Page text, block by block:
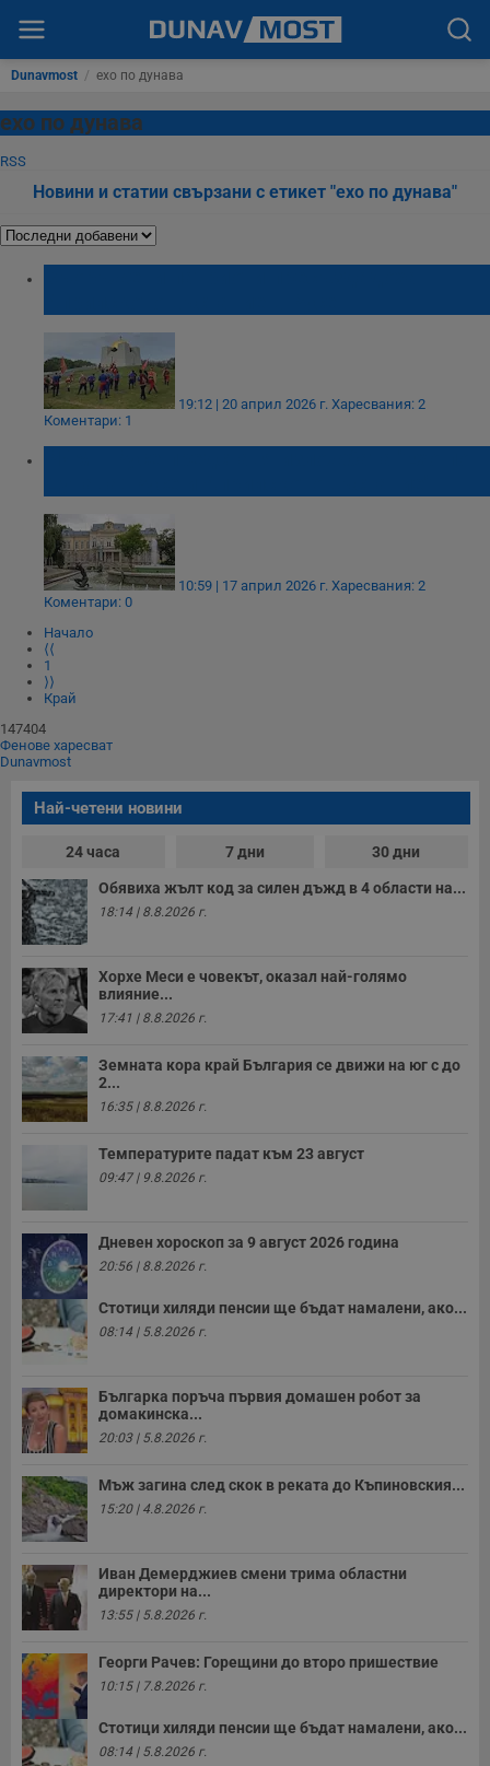
Dunavmost / ехо по дунава
ехо по дунава
RSS
Новини и статии свързани с етикет "ехо по дунава"
19:12 | 20 април 2026 г. Харесвания: 2
Коментари: 1
10:59 | 17 април 2026 г. Харесвания: 2
Коментари: 0
Начало
⟨⟨
1
⟩⟩
Край
147404
Фенове харесват
Dunavmost
Най-четени новини
24 часа 7 дни 30 дни
Обявиха жълт код за силен дъжд в 4 области на...
18:14 | 8.8.2026 г.
Хорхе Меси е човекът, оказал най-голямо
влияние...
17:41 | 8.8.2026 г.
Земната кора край България се движи на юг с до
2...
16:35 | 8.8.2026 г.
Температурите падат към 23 август
09:47 | 9.8.2026 г.
Дневен хороскоп за 9 август 2026 година
20:56 | 8.8.2026 г.
Стотици хиляди пенсии ще бъдат намалени, ако...
08:14 | 5.8.2026 г.
Българка поръча първия домашен робот за
домакинска...
20:03 | 5.8.2026 г.
Мъж загина след скок в реката до Къпиновския...
15:20 | 4.8.2026 г.
Иван Демерджиев смени трима областни
директори на...
13:55 | 5.8.2026 г.
Георги Рачев: Горещини до второ пришествие
10:15 | 7.8.2026 г.
Стотици хиляди пенсии ще бъдат намалени, ако...
08:14 | 5.8.2026 г.